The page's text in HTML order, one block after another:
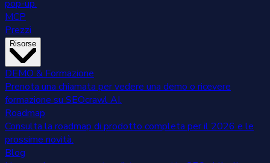
pop-up.
MCP
Prezzi
Risorse
DEMO & Formazione
Prenota una chiamata per vedere una demo o ricevere
formazione su SEOcrawl AI.
Roadmap
Consulta la roadmap di prodotto completa per il 2026 e le
prossime novità.
Blog